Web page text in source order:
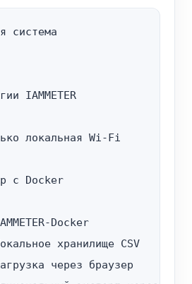
система
IAMMETER
локальная Wi-Fi
с Docker
Docker
хранилище CSV
через браузер